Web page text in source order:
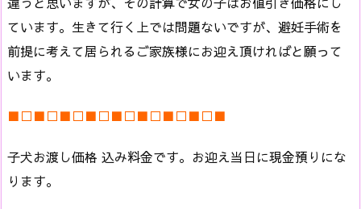
ています。生きて行く上では問題ないですが、避妊手術を
前提に考えて居られるご家族様にお迎え頂ければと願って
います。
■□■□■□■□■□■□■□■□■
子犬お渡し価格 込み料金です。お迎え当日に現金預りにな
ります。